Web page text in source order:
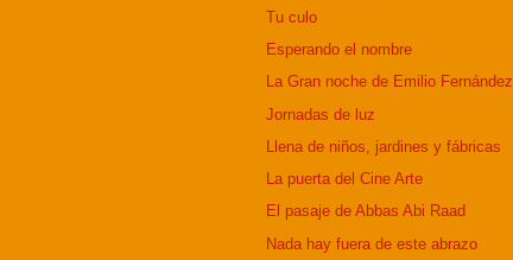
Tu culo
Esperando el nombre
La Gran noche de Emilio Fernández
Jornadas de luz
Llena de niños, jardines y fábricas
La puerta del Cine Arte
El pasaje de Abbas Abi Raad
Nada hay fuera de este abrazo